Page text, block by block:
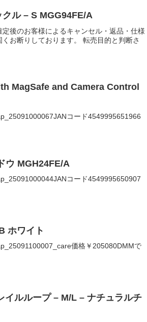
ル – S MGG94FE/A
後のお客様によるキャンセル・返品・仕様
お断りしております。 転売目的と判断さ
MagSafe and Camera Control
コード4549995651966
ウ MGH24FE/A
コード4549995650907
ホワイト
価格￥205080DMMで
イルループ – M/L – ナチュラルチ